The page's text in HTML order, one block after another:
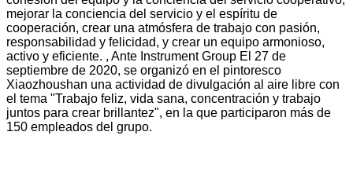
mejorar la conciencia del servicio y el espíritu de
cooperación, crear una atmósfera de trabajo con pasión,
responsabilidad y felicidad, y crear un equipo armonioso,
activo y eficiente. , Ante Instrument Group El 27 de
septiembre de 2020, se organizó en el pintoresco
Xiaozhoushan una actividad de divulgación al aire libre con
el tema "Trabajo feliz, vida sana, concentración y trabajo
juntos para crear brillantez", en la que participaron más de
150 empleados del grupo.